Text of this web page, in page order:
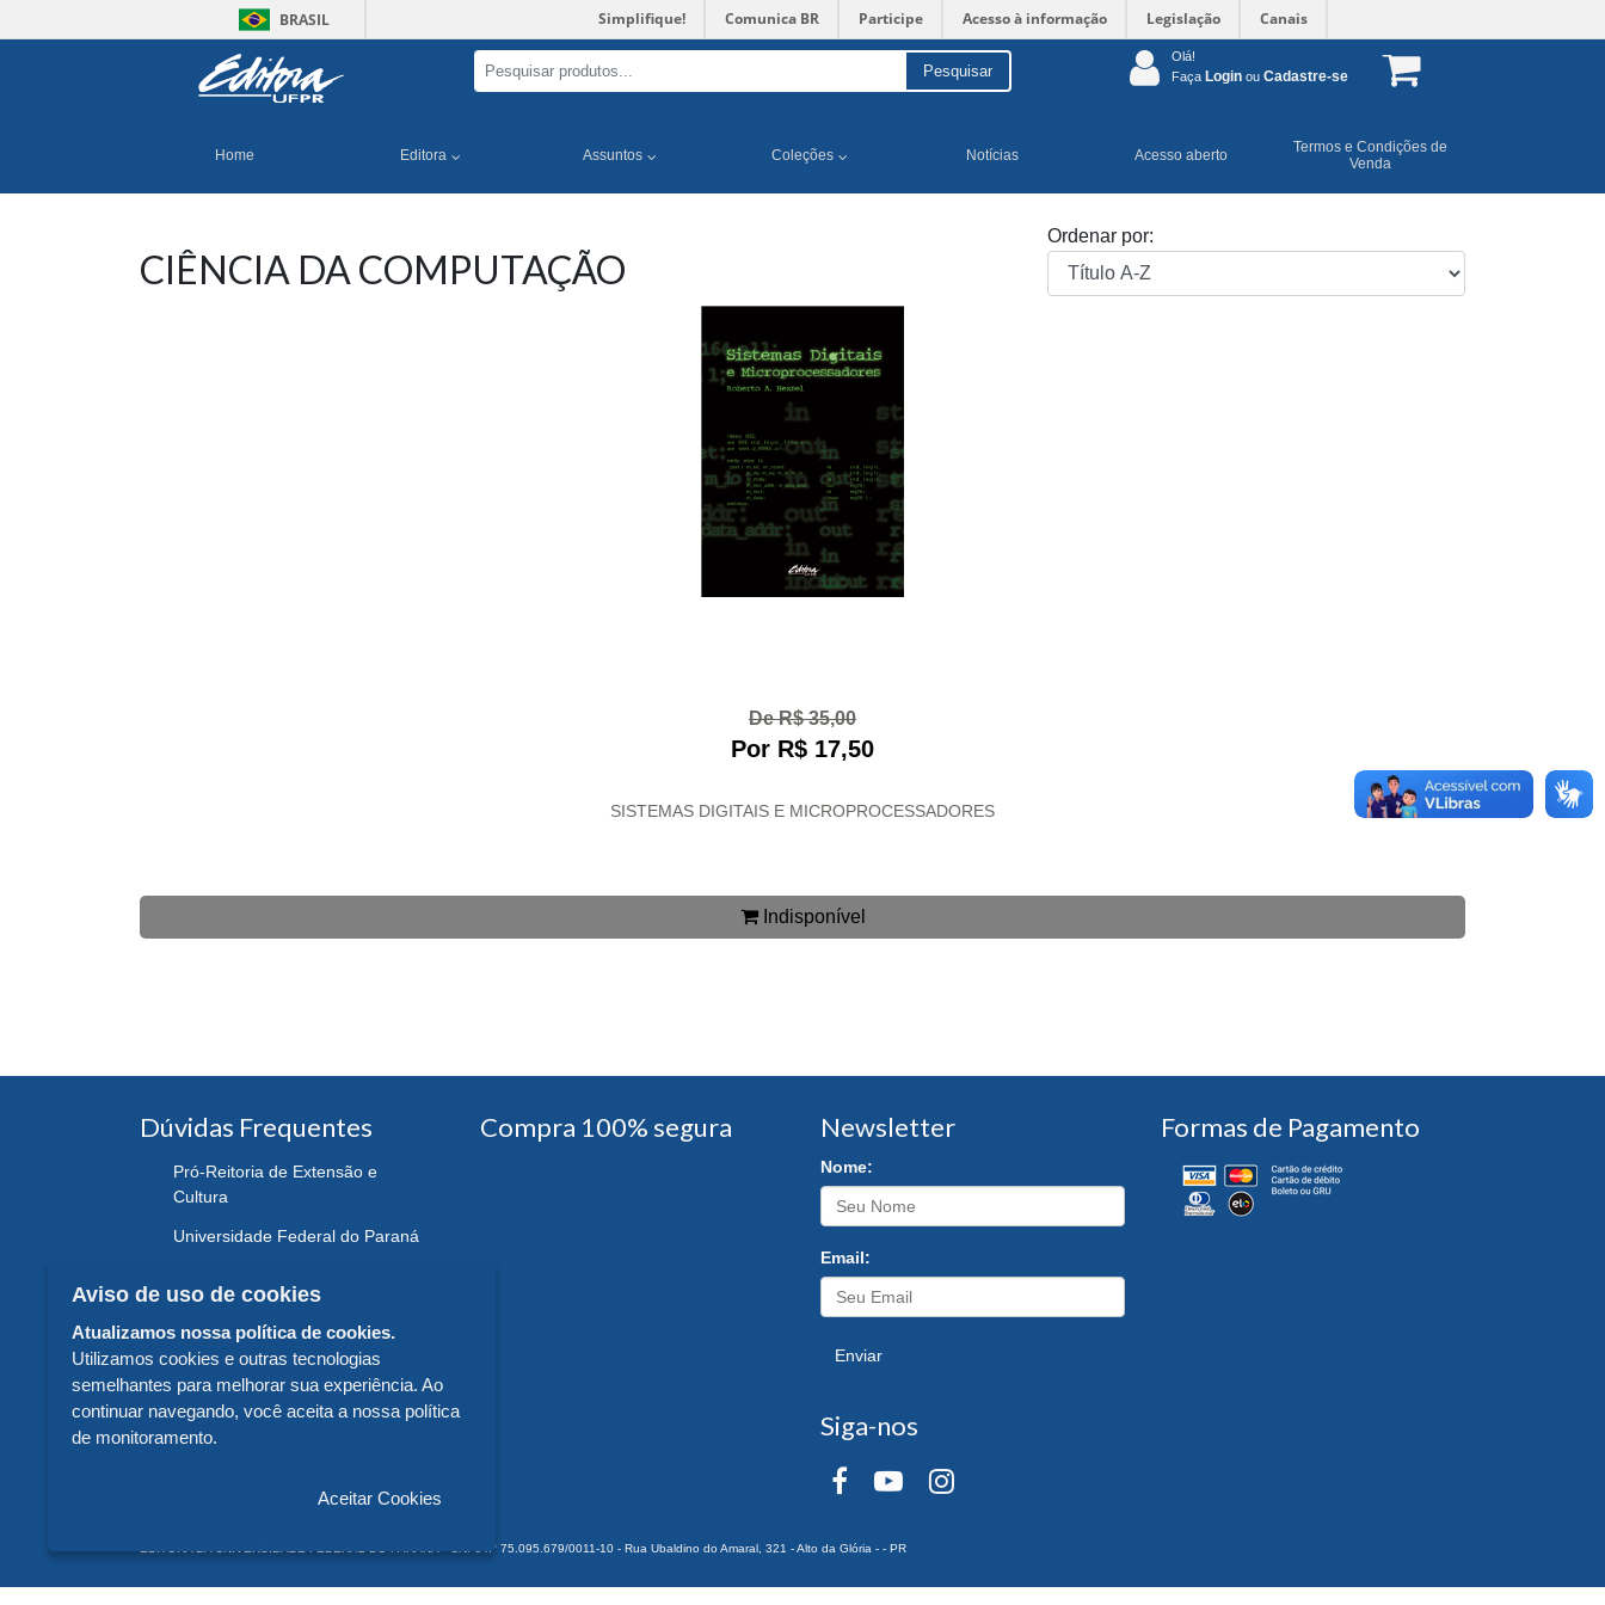
BRASIL Simplifique! Comunica BR Participe Acesso à informação Legislação Canais
Pesquisar
Olá!
Faça Login ou Cadastre-se
Home Editora Assuntos Coleções Notícias Acesso aberto
Termos e Condições de
Venda
CIÊNCIA DA COMPUTAÇÃO
Ordenar por:
De R$ 35,00
Por R$ 17,50
SISTEMAS DIGITAIS E MICROPROCESSADORES
Indisponível
Dúvidas Frequentes
Pró-Reitoria de Extensão e
Cultura
Universidade Federal do Paraná
Compra 100% segura Newsletter
Nome:
Email:
Enviar
Siga-nos
Formas de Pagamento
EDITORA DA UNIVERSIDADE FEDERAL DO PARANÁ - CNPJ n° 75.095.679/0011-10 - Rua Ubaldino do Amaral, 321 - Alto da Glória - - PR
Aviso de uso de cookies
Atualizamos nossa política de cookies.
Utilizamos cookies e outras tecnologias
semelhantes para melhorar sua experiência. Ao
continuar navegando, você aceita a nossa política
de monitoramento.
Aceitar Cookies